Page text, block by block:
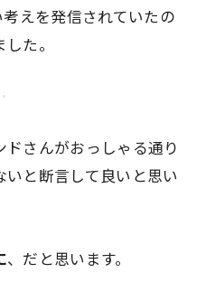
えを発信されていたの
た。
さんがおっしゃる通り
い と断言して良いと思い
、だと思います。